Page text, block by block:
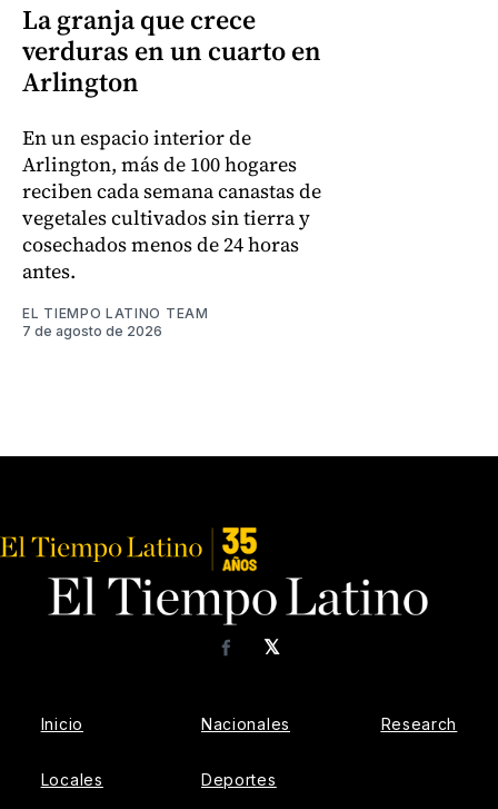
La granja que crece
verduras en un cuarto en
Arlington
En un espacio interior de
Arlington, más de 100 hogares
reciben cada semana canastas de
vegetales cultivados sin tierra y
cosechados menos de 24 horas
antes.
EL TIEMPO LATINO TEAM
7 de agosto de 2026
𝕏
Facebook
Inicio
Locales
Nacionales
Deportes
Research